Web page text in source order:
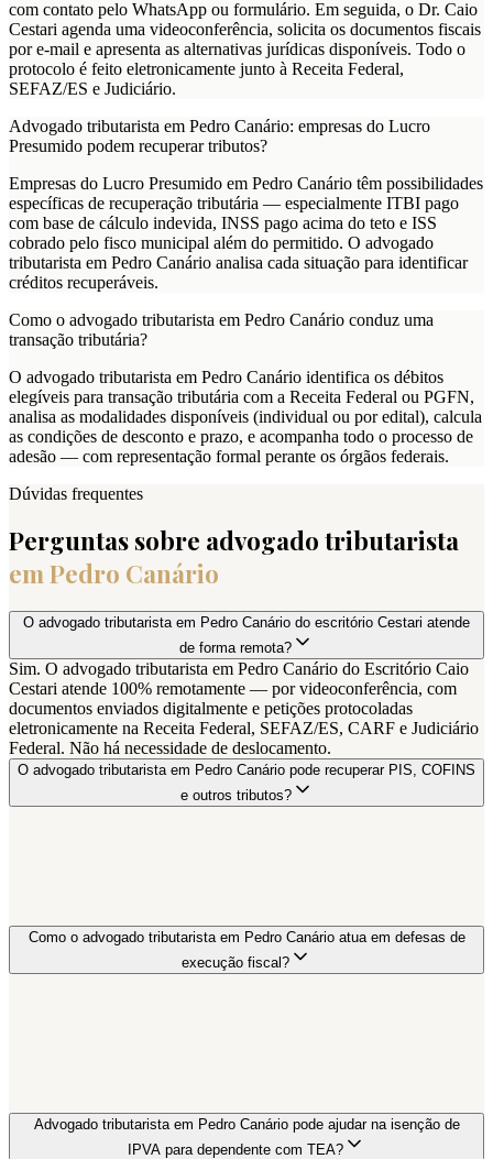
com contato pelo WhatsApp ou formulário. Em seguida, o Dr. Caio
Cestari agenda uma videoconferência, solicita os documentos fiscais
por e-mail e apresenta as alternativas jurídicas disponíveis. Todo o
protocolo é feito eletronicamente junto à Receita Federal,
SEFAZ/ES e Judiciário.
Advogado tributarista em Pedro Canário: empresas do Lucro
Presumido podem recuperar tributos?
Empresas do Lucro Presumido em Pedro Canário têm possibilidades
específicas de recuperação tributária — especialmente ITBI pago
com base de cálculo indevida, INSS pago acima do teto e ISS
cobrado pelo fisco municipal além do permitido. O advogado
tributarista em Pedro Canário analisa cada situação para identificar
créditos recuperáveis.
Como o advogado tributarista em Pedro Canário conduz uma
transação tributária?
O advogado tributarista em Pedro Canário identifica os débitos
elegíveis para transação tributária com a Receita Federal ou PGFN,
analisa as modalidades disponíveis (individual ou por edital), calcula
as condições de desconto e prazo, e acompanha todo o processo de
adesão — com representação formal perante os órgãos federais.
Dúvidas frequentes
Perguntas sobre advogado tributarista
emPedro Canário
O advogado tributarista em Pedro Canário do escritório Cestari atende
de forma remota?
Sim. O advogado tributarista em Pedro Canário do Escritório Caio
Cestari atende 100% remotamente — por videoconferência, com
documentos enviados digitalmente e petições protocoladas
eletronicamente na Receita Federal, SEFAZ/ES, CARF e Judiciário
Federal. Não há necessidade de deslocamento.
O advogado tributarista em Pedro Canário pode recuperar PIS, COFINS
e outros tributos?
Como o advogado tributarista em Pedro Canário atua em defesas de
execução fiscal?
Advogado tributarista em Pedro Canário pode ajudar na isenção de
IPVA para dependente com TEA?